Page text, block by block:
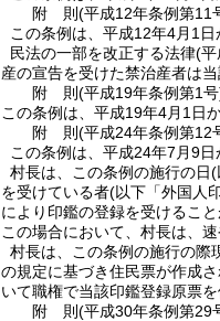
附 則(平成12年条例第11
この条例は、平成12年4月1日
民法の一部を改正する法律(平
産の宣告を受けた禁治産者は
附 則(平成19年条例第1
この条例は、平成19年4月1日
附 則(平成24年条例第12
この条例は、平成24年7月9日
村長は、この条例の施行の日(
を受けている者(以下「外国人
により印鑑の登録を受けるこ
この場合において、村長は、
村長は、この条例の施行の際
の規定に基づき住民票が作成
いて職権で当該印鑑登録原票を
附 則(平成30年条例第29